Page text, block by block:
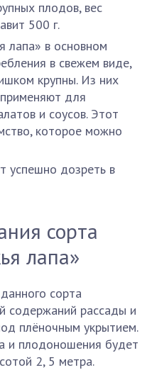
плодов, вес
500 г.
в основном
в свежем виде,
крупны. Из них
для
и соусов. Этот
которое можно
успешно дозреть в
сорта
лапа»
сорта
содержаний рассады и
плёночным укрытием.
и плодоношения будет
2, 5 метра.